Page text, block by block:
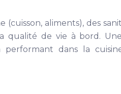
aliments), des
qualité de vie à bord.
performant dans la